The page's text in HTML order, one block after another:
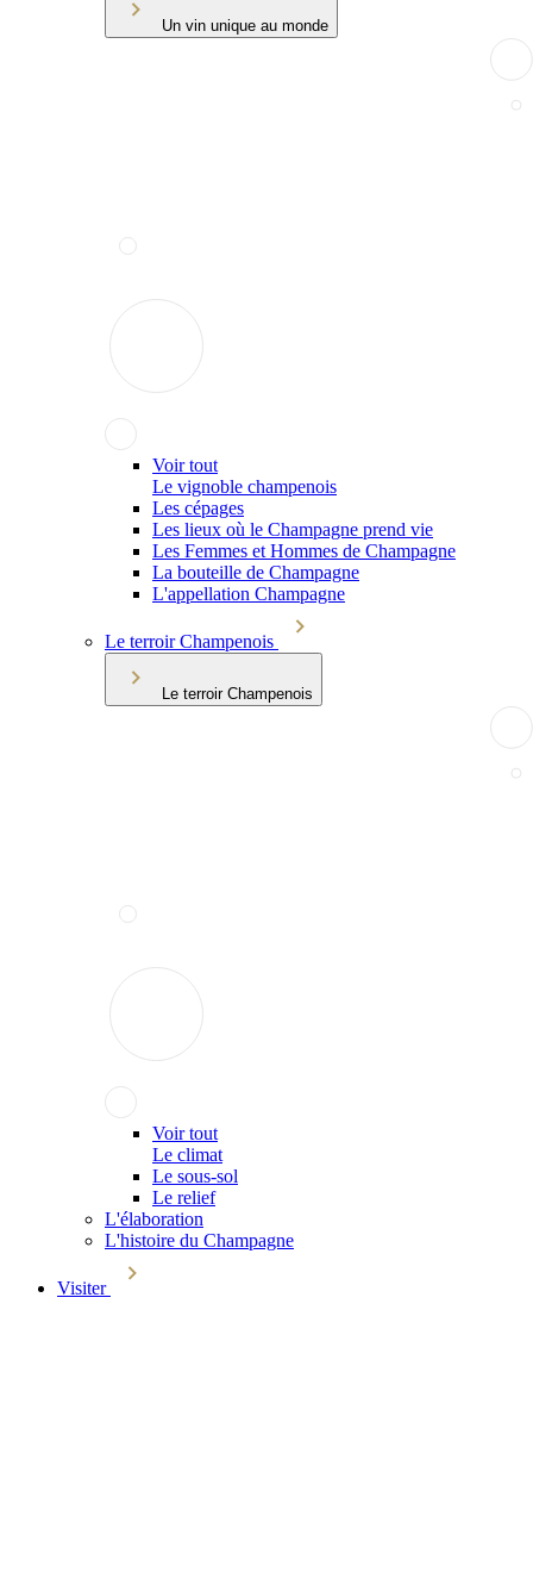
Un vin unique au monde
Voir tout
Le vignoble champenois
Les cépages
Les lieux où le Champagne prend vie
Les Femmes et Hommes de Champagne
La bouteille de Champagne
L'appellation Champagne
Le terroir Champenois
Le terroir Champenois
Voir tout
Le climat
Le sous-sol
Le relief
L'élaboration
L'histoire du Champagne
Visiter